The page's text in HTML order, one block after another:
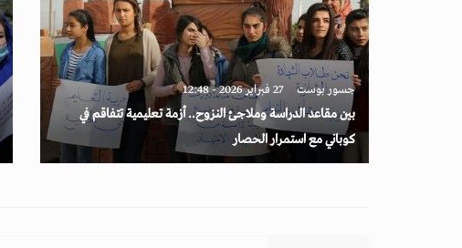
جسور بوست 27 فبراير 2026 - 12:48
بين مقاعد الدراسة وملاجئ النزوح.. أزمة تعليمية تتفاقم في
كوباني مع استمرار الحصار